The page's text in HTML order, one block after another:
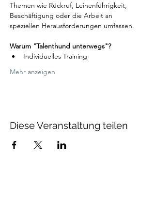
Themen wie Rückruf, Leinenführigkeit,
Beschäftigung oder die Arbeit an
speziellen Herausforderungen umfassen.
Warum "Talenthund unterwegs"?
Individuelles Training
Mehr anzeigen
Diese Veranstaltung teilen